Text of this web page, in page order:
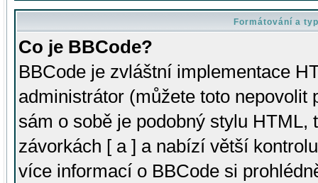
Formátování a
Co je BBCode?
BBCode je zvláštní implementace
administrátor (můžete toto
sám o sobě je podobný stylu HTML,
závorkách [ a ] a nabízí větší
více informací o BBCode si